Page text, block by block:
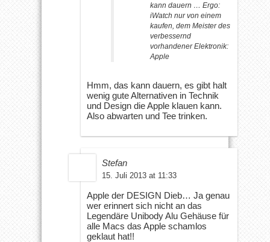
kann dauern … Ergo:
iWatch nur von einem
kaufen, dem Meister des
verbessernd
vorhandener Elektronik:
Apple
Hmm, das kann dauern, es gibt halt
wenig gute Alternativen in Technik
und Design die Apple klauen kann.
Also abwarten und Tee trinken.
Stefan
15. Juli 2013 at 11:33
Apple der DESIGN Dieb… Ja genau
wer erinnert sich nicht an das
Legendäre Unibody Alu Gehäuse für
alle Macs das Apple schamlos
geklaut hat!!